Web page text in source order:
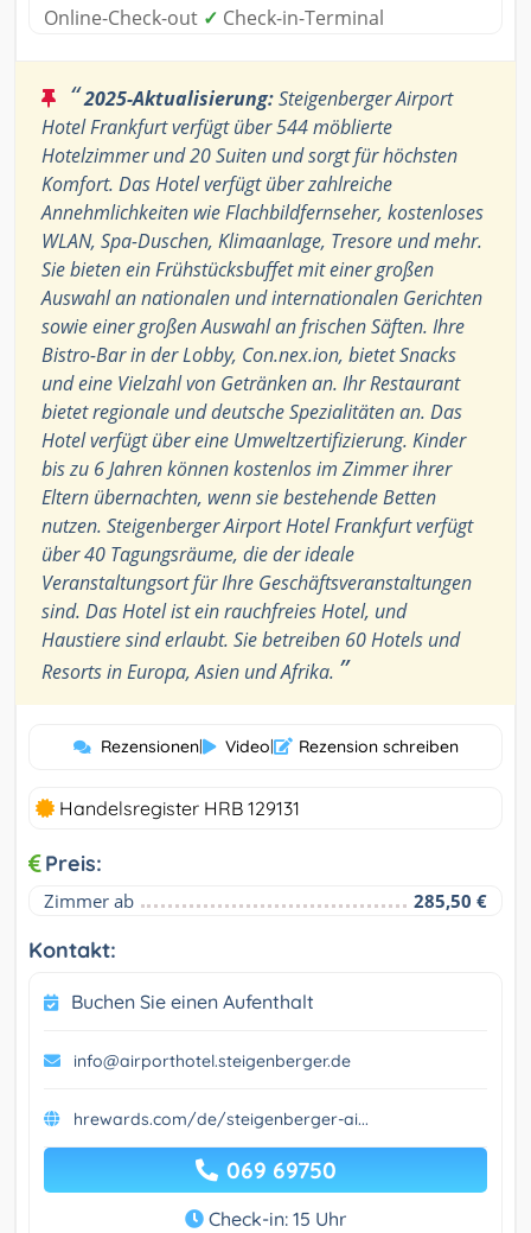
Online-Check-out ✓ Check-in-Terminal
“2025-Aktualisierung:Steigenberger Airport
Hotel Frankfurt verfügt über 544 möblierte
Hotelzimmer und 20 Suiten und sorgt für höchsten
Komfort. Das Hotel verfügt über zahlreiche
Annehmlichkeiten wie Flachbildfernseher, kostenloses
WLAN, Spa-Duschen, Klimaanlage, Tresore und mehr.
Sie bieten ein Frühstücksbuffet mit einer großen
Auswahl an nationalen und internationalen Gerichten
sowie einer großen Auswahl an frischen Säften. Ihre
Bistro-Bar in der Lobby, Con.nex.ion, bietet Snacks
und eine Vielzahl von Getränken an. Ihr Restaurant
bietet regionale und deutsche Spezialitäten an. Das
Hotel verfügt über eine Umweltzertifizierung. Kinder
bis zu 6 Jahren können kostenlos im Zimmer ihrer
Eltern übernachten, wenn sie bestehende Betten
nutzen. Steigenberger Airport Hotel Frankfurt verfügt
über 40 Tagungsräume, die der ideale
Veranstaltungsort für Ihre Geschäftsveranstaltungen
sind. Das Hotel ist ein rauchfreies Hotel, und
Haustiere sind erlaubt. Sie betreiben 60 Hotels und
Resorts in Europa, Asien und Afrika. ”
Rezensionen| Video| Rezension schreiben
Handelsregister HRB 129131
Preis:
Zimmer ab 285,50 €
Kontakt:
Buchen Sie einen Aufenthalt
info@airporthotel.steigenberger.de
hrewards.com/de/steigenberger-ai...
069 69750
Check-in: 15 Uhr